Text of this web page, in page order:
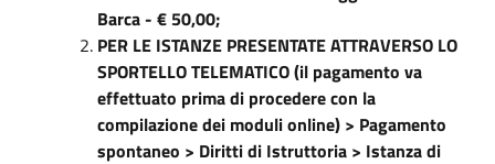
Barca - € 50,00;
PER LE ISTANZE PRESENTATE ATTRAVERSO LO
SPORTELLO TELEMATICO (il pagamento va
effettuato prima di procedere con la
compilazione dei moduli online) > Pagamento
spontaneo > Diritti di Istruttoria > Istanza di